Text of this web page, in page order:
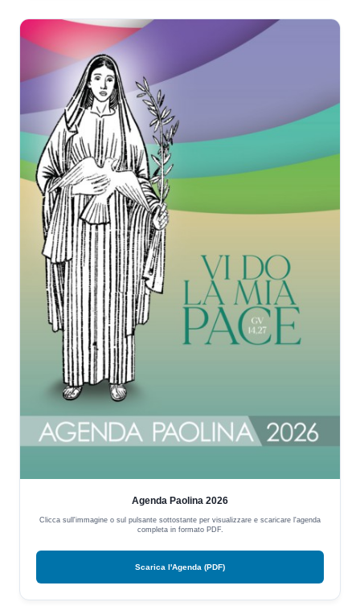
Agenda Paolina 2026
Clicca sull'immagine o sul pulsante sottostante per visualizzare e scaricare l'agenda
completa in formato PDF.
Scarica l'Agenda (PDF)